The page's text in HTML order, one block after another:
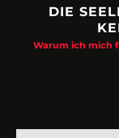
DIE
Warum ich mich